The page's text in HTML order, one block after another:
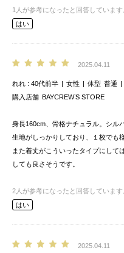
1 人が参考になったと回答しています
はい
2025.04.11
れれ 40代前半 女性 体型 普通
購入店舗 BAYCREW’S STORE
身長160cm、骨格ナチュラル。シル
生地がしっかりしており、１枚でも
また着丈がこういったタイプにして
しても良さそうです。
2 人が参考になったと回答しています
はい
2025.04.11